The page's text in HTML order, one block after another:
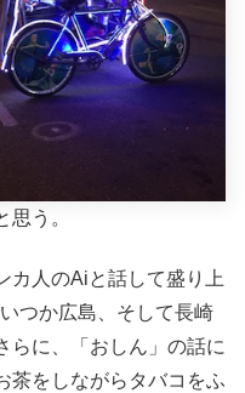
う。
カ人のAiと話して盛り上
つか広島、そして長崎
らに、「おしん」の話に
茶をしながらタバコをふ